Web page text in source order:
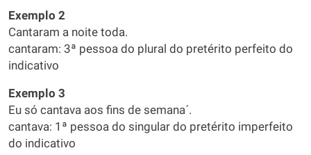
Exemplo 2
Cantaram a noite toda.
cantaram: 3ª pessoa do plural do pretérito perfeito do
indicativo
Exemplo 3
Eu só cantava aos fins de semana´.
cantava: 1ª pessoa do singular do pretérito imperfeito
do indicativo